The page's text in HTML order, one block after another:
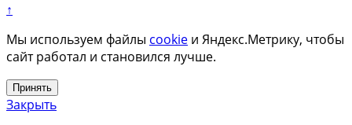
↑
Мы используем файлы cookie и Яндекс.Метрику, чтобы
сайт работал и становился лучше.
Принять
Закрыть